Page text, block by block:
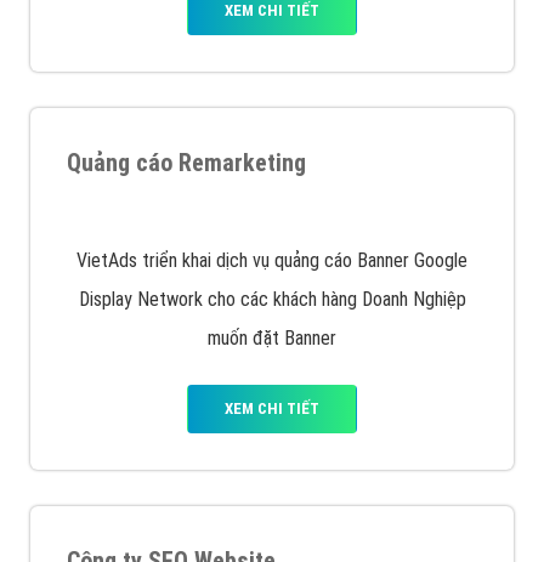
XEM CHI TIẾT
Quảng cáo Remarketing
VietAds triển khai dịch vụ quảng cáo Banner Google
Display Network cho các khách hàng Doanh Nghiệp
muốn đặt Banner